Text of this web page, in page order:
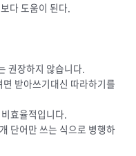
다 도움이 된다.
권장하지 않습니다.
받아쓰기대신 따라하기를
효율적입니다.
단어만 쓰는 식으로 병행하